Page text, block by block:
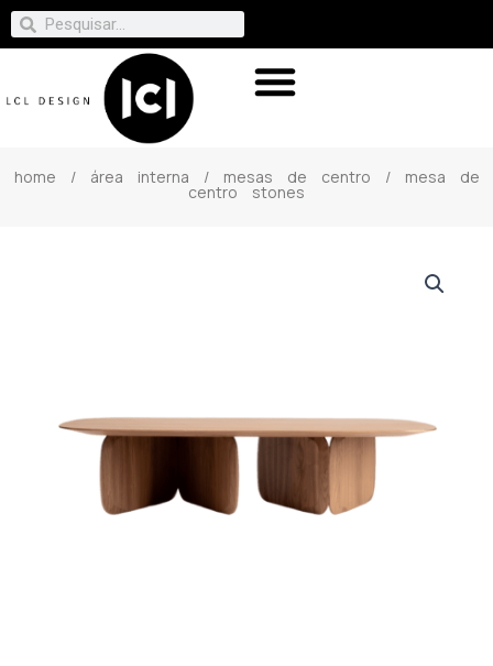
home / área interna / mesas de centro / mesa de
centro stones